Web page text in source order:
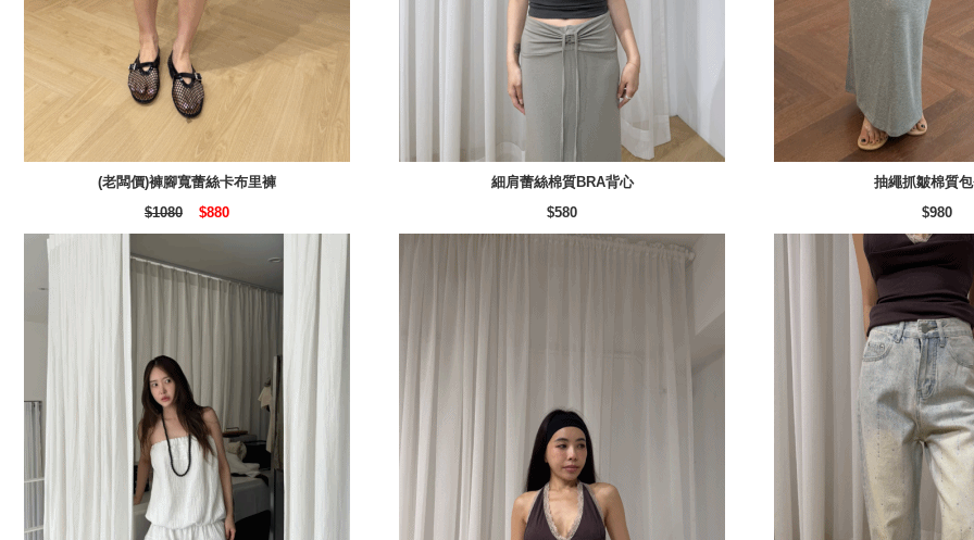
(老闆價)褲腳寬蕾絲卡布里褲
$1080
$880
細肩蕾絲棉質BRA背心
$580
抽繩抓皺棉質
$980